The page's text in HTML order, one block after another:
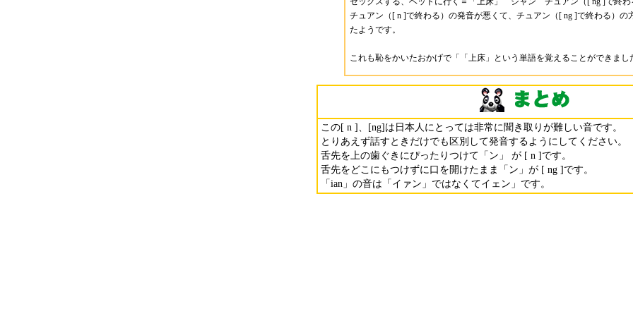
チュアン（[ n ]で終わる）の発音が悪くて、チュアン（[ ng ]で終わる）の
たようです。
これも恥をかいたおかげで「「上床」という単語を覚えることができまし
この[ n ]、[ng]は日本人にとっては非常に聞き取りが難しい音です。
とりあえず話すときだけでも区別して発音するようにしてください。
舌先を上の歯ぐきにぴったりつけて「ン」 が [ n ]です。
舌先をどこにもつけずに口を開けたまま「ン」が [ ng ]です。
「ian」の音は「イァン」ではなくてイェン」です。